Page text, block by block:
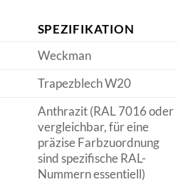
SPEZIFIKATION
Weckman
Trapezblech W20
Anthrazit (RAL 7016 oder
vergleichbar, für eine
präzise Farbzuordnung
sind spezifische RAL-
Nummern essentiell)